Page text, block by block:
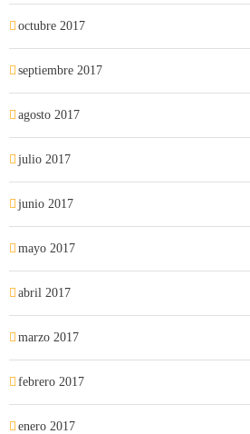
octubre 2017
septiembre 2017
agosto 2017
julio 2017
junio 2017
mayo 2017
abril 2017
marzo 2017
febrero 2017
enero 2017